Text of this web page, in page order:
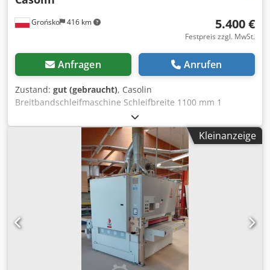
Grońsko 416 km 5.400 €
Festpreis zzgl. MwSt.
Anfragen Anrufen
Zustand: gut (gebraucht), Casolin
Breitbandschleifmaschine Schleifbreite 1100 mm 1
Schleifeinheit mit Gummwalze zur Kalibrierung 2
Schleifeinheit mit Schleifschuh Motorleistung 15 kW
Oszillation Stufenlos regelbare Vorschubgeschwindigkeit
Elektrische Tischhöhenverstellung Anzeige der
Tischposition Dcsdpezr Ur Nefx Aclsk Dickenmesser Guter
Zustand, geprüft, einsatzbereit.
Kleinanzeige